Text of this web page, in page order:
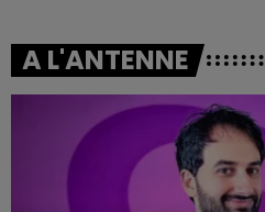
A L'ANTENNE